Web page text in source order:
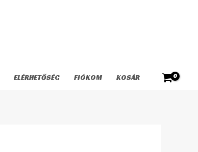
ELÉRHETŐSÉG FIÓKOM KOSÁR